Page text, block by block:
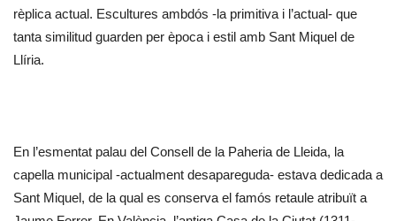
rèplica actual. Escultures ambdós -la primitiva i l’actual- que
tanta similitud guarden per època i estil amb Sant Miquel de
Llíria.
En l’esmentat palau del Consell de la Paheria de Lleida, la
capella municipal -actualment desapareguda- estava dedicada a
Sant Miquel, de la qual es conserva el famós retaule atribuït a